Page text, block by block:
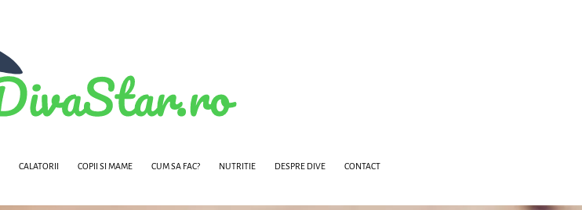
CALATORII COPII SI MAME CUM SA FAC? NUTRITIE DESPRE DIVE CONTACT